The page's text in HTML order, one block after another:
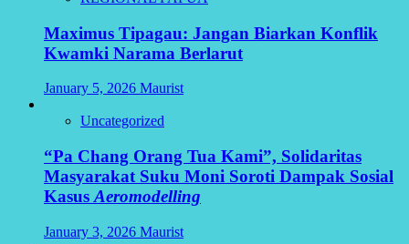
Maximus Tipagau: Jangan Biarkan Konflik
Kwamki Narama Berlarut
January 5, 2026 Maurist
Uncategorized
“Pa Chang Orang Tua Kami”, Solidaritas
Masyarakat Suku Moni Soroti Dampak Sosial
Kasus Aeromodelling
January 3, 2026 Maurist